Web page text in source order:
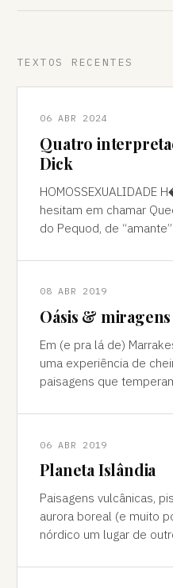
TEXTOS RECENTES
06 ABR 2024
Quatro
Dick
HOMOSSEXUALIDADE H� críticos que não
hesitam em chamar
do Pequod, de
compreens
08 ABR 2019
Oásis & miragens
Em (e pra lá de)
uma experiência de
paisagens que
06 ABR 2019
Planeta Islândia
Paisagens vulcânicas,
aurora boreal (e muito
nórdico um lugar de outro mundo